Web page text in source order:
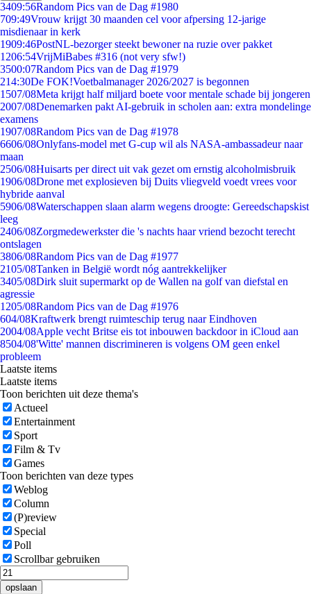
3409:56Random Pics van de Dag #1980
709:49Vrouw krijgt 30 maanden cel voor afpersing 12-jarige
misdienaar in kerk
1909:46PostNL-bezorger steekt bewoner na ruzie over pakket
1206:54VrijMiBabes #316 (not very sfw!)
3500:07Random Pics van de Dag #1979
214:30De FOK!Voetbalmanager 2026/2027 is begonnen
1507/08Meta krijgt half miljard boete voor mentale schade bij jongeren
2007/08Denemarken pakt AI-gebruik in scholen aan: extra mondelinge
examens
1907/08Random Pics van de Dag #1978
6606/08Onlyfans-model met G-cup wil als NASA-ambassadeur naar
maan
2506/08Huisarts per direct uit vak gezet om ernstig alcoholmisbruik
1906/08Drone met explosieven bij Duits vliegveld voedt vrees voor
hybride aanval
5906/08Waterschappen slaan alarm wegens droogte: Gereedschapskist
leeg
2406/08Zorgmedewerkster die 's nachts haar vriend bezocht terecht
ontslagen
3806/08Random Pics van de Dag #1977
2105/08Tanken in België wordt nóg aantrekkelijker
3405/08Dirk sluit supermarkt op de Wallen na golf van diefstal en
agressie
1205/08Random Pics van de Dag #1976
604/08Kraftwerk brengt ruimteschip terug naar Eindhoven
2004/08Apple vecht Britse eis tot inbouwen backdoor in iCloud aan
8504/08'Witte' mannen discrimineren is volgens OM geen enkel
probleem
Laatste items
Laatste items
Toon berichten uit deze thema's
Actueel
Entertainment
Sport
Film & Tv
Games
Toon berichten van deze types
Weblog
Column
(P)review
Special
Poll
Scrollbar gebruiken
opslaan